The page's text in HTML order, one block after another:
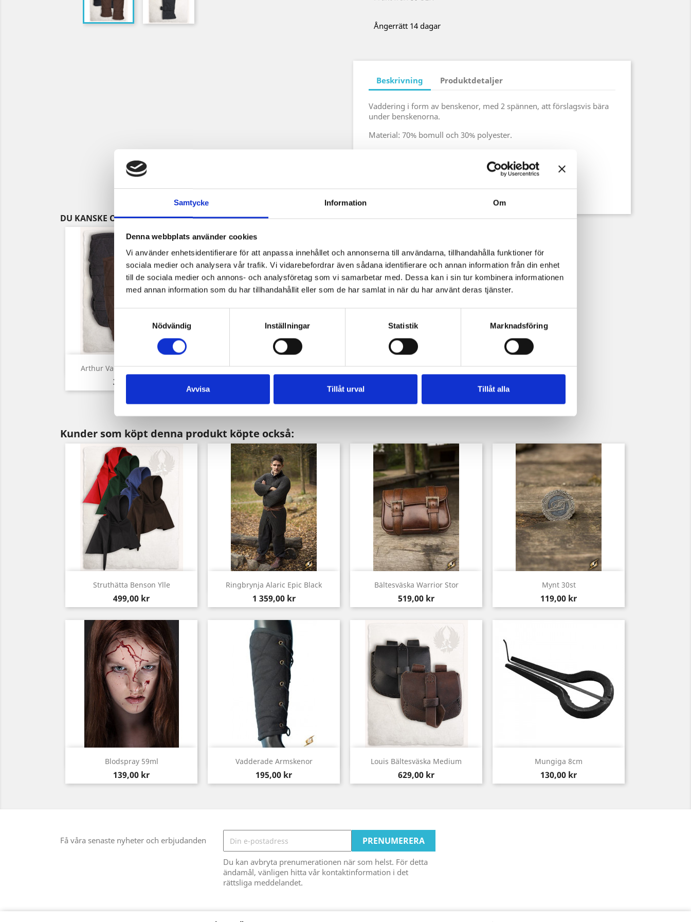
Samtycke Information Om
Denna webbplats använder cookies
Vi använder enhetsidentifierare för att anpassa innehållet och annonserna till användarna, tillhandahålla funktioner för
sociala medier och analysera vår trafik. Vi vidarebefordrar även sådana identifierare och annan information från din enhet
till de sociala medier och annons- och analysföretag som vi samarbetar med. Dessa kan i sin tur kombinera informationen
med annan information som du har tillhandahållit eller som de har samlat in när du har använt deras tjänster.
Nödvändig
Inställningar Statistik Marknadsföring
Avvisa Tillåt urval Tillåt alla
Ångerrätt 14 dagar
Beskrivning Produktdetaljer
Vaddering i form av benskenor, med 2 spännen, att förslagsvis bära
under benskenorna.
Material: 70% bomull och 30% polyester.
Storlek: Justerbara med spännen
DU KANSKE OCKSÅ GILLAR
Arthur Vadderade Armskenor
Pris
315,00 kr
Snabbvy Arthur Gambeson Set Canvas
Snabbvy
Kunder som köpt denna produkt köpte också:
Struthätta Benson Ylle
Pris
499,00 kr
Snabbvy Ringbrynja Alaric Epic Black
Pris
1 359,00 kr
Snabbvy Bältesväska Warrior Stor
Pris
519,00 kr
Snabbvy Mynt 30st
Pris
119,00 kr
Snabbvy
Blodspray 59ml
Pris
139,00 kr
Snabbvy Vadderade Armskenor
Pris
195,00 kr
Snabbvy Louis Bältesväska Medium
Pris
629,00 kr
Snabbvy Mungiga 8cm
Pris
130,00 kr
Snabbvy
Få våra senaste nyheter och erbjudanden
Du kan avbryta prenumerationen när som helst. För detta
ändamål, vänligen hitta vår kontaktinformation i det
rättsliga meddelandet.